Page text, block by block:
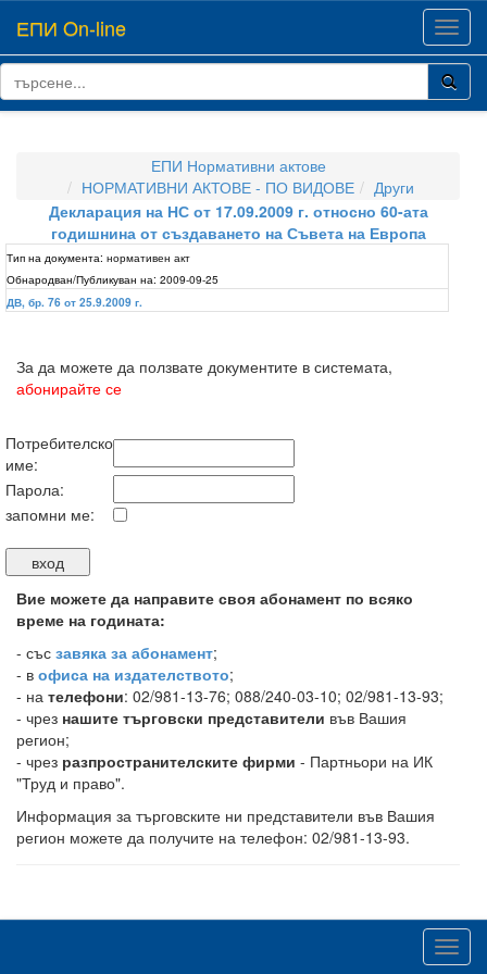
ЕПИ On-line
ЕПИ Нормативни актове
НОРМАТИВНИ АКТОВЕ - ПО ВИДОВЕ
Други
Декларация на НС от 17.09.2009 г. относно 60-ата
годишнина от създаването на Съвета на Европа
Тип на документа: нормативен акт
Обнародван/Публикуван на: 2009-09-25
ДВ, бр. 76 от 25.9.2009 г.
За да можете да ползвате документите в системата,
абонирайте се
Потребителско
име:
Парола:
запомни ме:
Вие можете да направите своя абонамент по всяко
време на годината:
- със завяка за абонамент;
- в офиса на издателството;
- на телефони: 02/981-13-76; 088/240-03-10; 02/981-13-93;
- чрез нашите търговски представители във Вашия
регион;
- чрез разпространителските фирми - Партньори на ИК
"Труд и право".
Информация за търговските ни представители във Вашия
регион можете да получите на телефон: 02/981-13-93.